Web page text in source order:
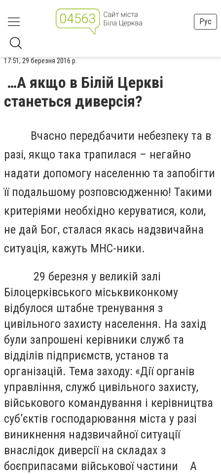
Рус
17:51, 29 березня 2016 р.
…А якщо в Білій Церкві
станеться диверсія?
Вчасно передбачити небезпеку та в
разі, якщо така трапилася – негайно
надати допомогу населенню та запобігти
її подальшому розповсюдженню! Такими
критеріями необхідно керуватися, коли,
не дай Бог, сталася якась надзвичайна
ситуація, кажуть МНС-ники.
29 березня у великій залі
Білоцерківського міськвиконкому
відбулося штабне тренування з
цивільного захисту населення. На захід
були запрошені керівники служб та
відділів підприємств, установ та
організацій. Тема заходу: «Дії органів
управління, служб цивільного захисту,
військового командування і керівництва
суб’єктів господарювання міста у разі
виникнення надзвичайної ситуації
внаслідок диверсії на складах з
боєприпасами військової частини А